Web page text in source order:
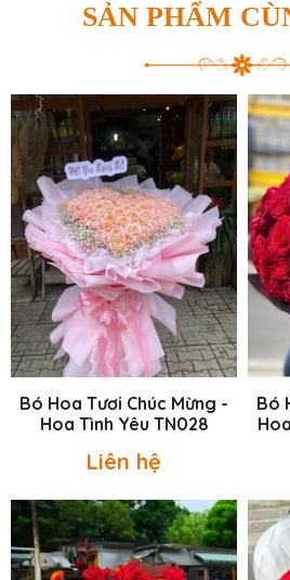
SẢN PHẨM
Bó Hoa Tươi Chúc Mừng -
Hoa Tình Yêu TN028
Liên hệ
Bó